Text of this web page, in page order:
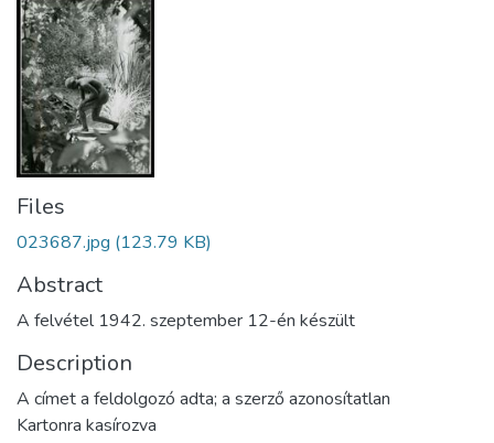
About us
Files
023687.jpg (123.79 KB)
Abstract
A felvétel 1942. szeptember 12-én készült
Description
A címet a feldolgozó adta; a szerző azonosítatlan
Kartonra kasírozva